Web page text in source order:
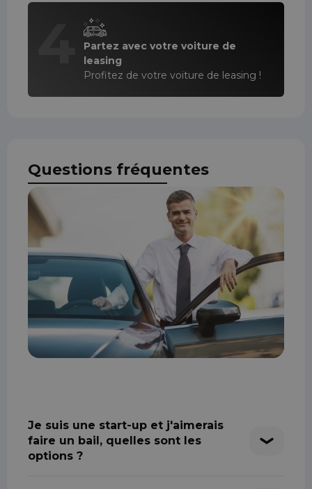
Partez avec votre voiture de
leasing
Profitez de votre voiture de leasing !
Questions fréquentes
Je suis une start-up et j'aimerais
faire un bail, quelles sont les
options ?